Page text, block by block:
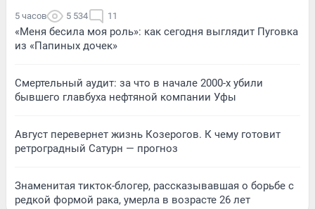
5 часов 5 534 11
«Меня бесила моя роль»: как сегодня выглядит Пуговка
из «Папиных дочек»
Смертельный аудит: за что в начале 2000-х убили
бывшего главбуха нефтяной компании Уфы
Август перевернет жизнь Козерогов. К чему готовит
ретроградный Сатурн — прогноз
Знаменитая тикток-блогер, рассказывавшая о борьбе с
редкой формой рака, умерла в возрасте 26 лет